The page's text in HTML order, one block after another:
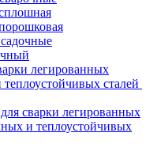
легированных
сталей
сварки легированных
и теплоустойчивых